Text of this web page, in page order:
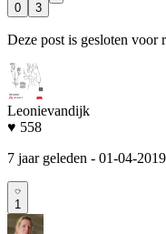
0 3
Deze post is gesloten voor
Leonievandijk
♥ 558
7 jaar geleden - 01-04-
1